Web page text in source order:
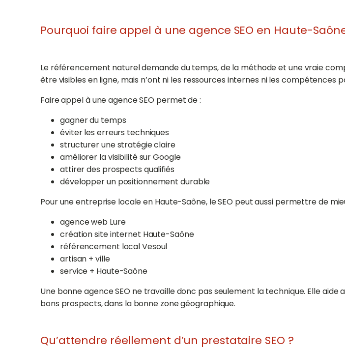
Pourquoi faire appel à une agence SEO en Haute-
Le référencement naturel demande du temps, de la méthode et une vraie
être visibles en ligne, mais n’ont ni les ressources internes ni les compétences
Faire appel à une agence SEO permet de :
gagner du temps
éviter les erreurs techniques
structurer une stratégie claire
améliorer la visibilité sur Google
attirer des prospects qualifiés
développer un positionnement durable
Pour une entreprise locale en Haute-Saône, le SEO peut aussi permettre de
agence web Lure
création site internet Haute-Saône
référencement local Vesoul
artisan + ville
service + Haute-Saône
Une bonne agence SEO ne travaille donc pas seulement la technique. Elle
bons prospects, dans la bonne zone géographique.
Qu’attendre réellement d’un prestataire SEO ?